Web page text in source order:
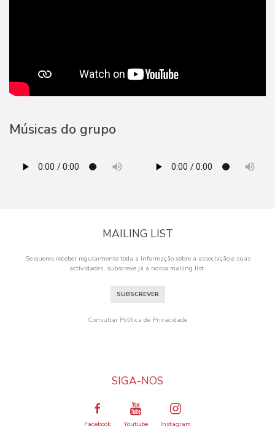
Músicas do grupo
MAILING LIST
Se queres receber regularmente toda a informação sobre a associação e suas
actividades, subscreve já a nossa mailing list.
SUBSCREVER
Consultar Política de Privacidade
SIGA-NOS
Facebook Youtube Instagram